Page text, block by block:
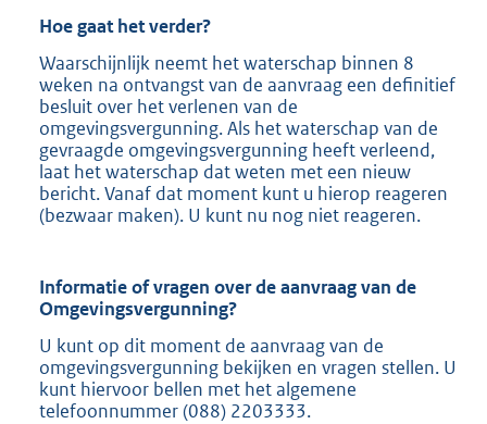
Hoe gaat het verder?
Waarschijnlijk neemt het waterschap binnen 8
weken na ontvangst van de aanvraag een definitief
besluit over het verlenen van de
omgevingsvergunning. Als het waterschap van de
gevraagde omgevingsvergunning heeft verleend,
laat het waterschap dat weten met een nieuw
bericht. Vanaf dat moment kunt u hierop reageren
(bezwaar maken). U kunt nu nog niet reageren.
Informatie of vragen over de aanvraag van de
Omgevingsvergunning?
U kunt op dit moment de aanvraag van de
omgevingsvergunning bekijken en vragen stellen. U
kunt hiervoor bellen met het algemene
telefoonnummer (088) 2203333.